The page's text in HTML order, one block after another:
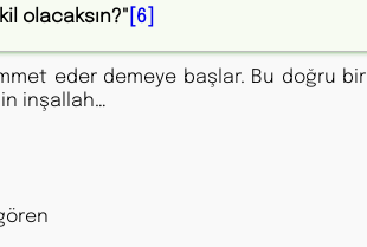
olacaksın?"[6]
eder demeye başlar. Bu doğru
inşallah…